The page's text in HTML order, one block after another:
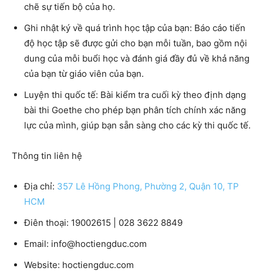
chẽ sự tiến bộ của họ.
Ghi nhật ký về quá trình học tập của bạn: Báo cáo tiến
độ học tập sẽ được gửi cho bạn mỗi tuần, bao gồm nội
dung của mỗi buổi học và đánh giá đầy đủ về khả năng
của bạn từ giáo viên của bạn.
Luyện thi quốc tế: Bài kiểm tra cuối kỳ theo định dạng
bài thi Goethe cho phép bạn phân tích chính xác năng
lực của mình, giúp bạn sẵn sàng cho các kỳ thi quốc tế.
Thông tin liên hệ
Địa chỉ: 357 Lê Hồng Phong, Phường 2, Quận 10, TP
HCM
Điên thoại: 19002615 | 028 3622 8849
Email: info@hoctiengduc.com
Website: hoctiengduc.com